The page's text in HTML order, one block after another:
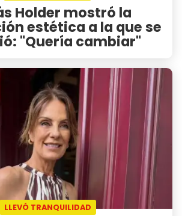
Holder mostró la
estética a la que se
"Quería cambiar"
LLEVÓ TRANQUILIDAD